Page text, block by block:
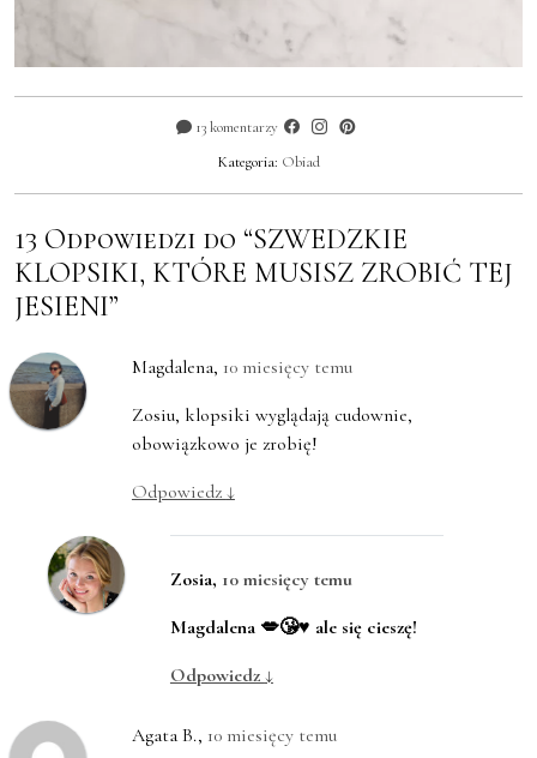
13 komentarzy
Kategoria: Obiad
13 Odpowiedzi do “SZWEDZKIE
KLOPSIKI, KTÓRE MUSISZ ZROBIĆ TEJ
JESIENI”
Magdalena, 10 miesięcy temu
Zosiu, klopsiki wyglądają cudownie,
obowiązkowo je zrobię!
Odpowiedz ↓
Zosia, 10 miesięcy temu
Magdalena 💋😘♥️ ale się cieszę!
Odpowiedz ↓
Agata B., 10 miesięcy temu